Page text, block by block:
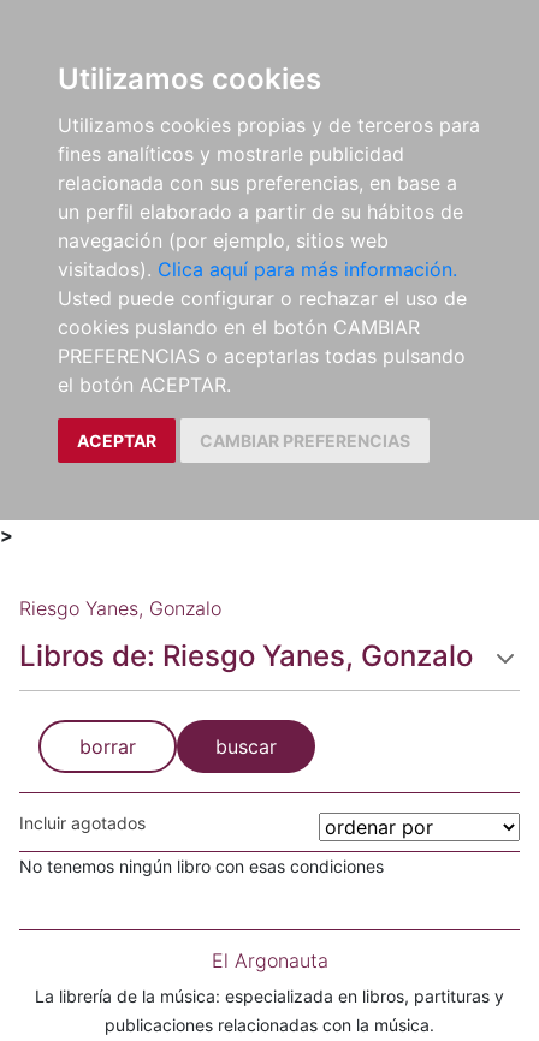
Utilizamos cookies
Utilizamos cookies propias y de terceros para
fines analíticos y mostrarle publicidad
relacionada con sus preferencias, en base a
un perfil elaborado a partir de su hábitos de
navegación (por ejemplo, sitios web
visitados). Clica aquí para más información.
Usted puede configurar o rechazar el uso de
cookies puslando en el botón CAMBIAR
PREFERENCIAS o aceptarlas todas pulsando
el botón ACEPTAR.
ACEPTAR CAMBIAR PREFERENCIAS
>
Riesgo Yanes, Gonzalo
Libros de: Riesgo Yanes, Gonzalo
borrar buscar
Incluir agotados
No tenemos ningún libro con esas condiciones
El Argonauta
La librería de la música: especializada en libros, partituras y
publicaciones relacionadas con la música.